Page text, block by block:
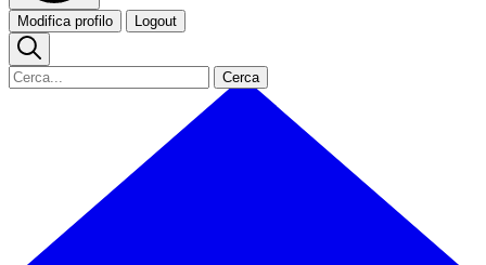
Modifica profilo Logout
Cerca